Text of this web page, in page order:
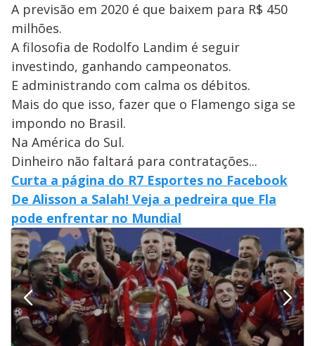
A previsão em 2020 é que baixem para R$ 450
milhões.
A filosofia de Rodolfo Landim é seguir
investindo, ganhando campeonatos.
E administrando com calma os débitos.
Mais do que isso, fazer que o Flamengo siga se
impondo no Brasil.
Na América do Sul.
Dinheiro não faltará para contratações...
Curta a página do R7 Esportes no Facebook
De Alisson a Salah! Veja a pedreira que Fla
pode enfrentar no Mundial